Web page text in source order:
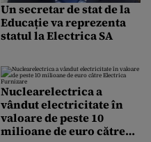
Un secretar de stat de la
Educație va reprezenta
statul la Electrica SA
Nuclearelectrica a
vândut electricitate în
valoare de peste 10
milioane de euro către